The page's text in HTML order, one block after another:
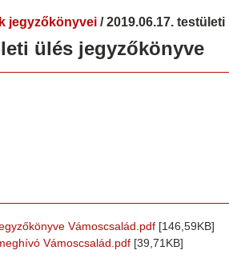
jegyzőkönyvei / 2019.06.17.
ülés jegyzőkönyve
Vámoscsalád.pdf [146,59KB]
Vámoscsalád.pdf [39,71KB]